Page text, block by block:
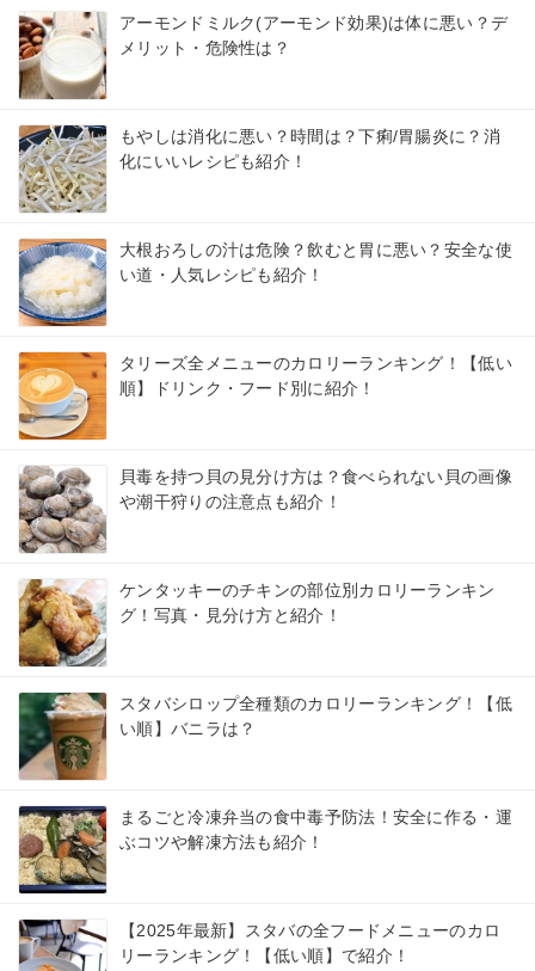
アーモンドミルク(アーモンド効果)は体に悪い？デ
メリット・危険性は？
もやしは消化に悪い？時間は？下痢/胃腸炎に？消
化にいいレシピも紹介！
大根おろしの汁は危険？飲むと胃に悪い？安全な使
い道・人気レシピも紹介！
タリーズ全メニューのカロリーランキング！【低い
順】ドリンク・フード別に紹介！
貝毒を持つ貝の見分け方は？食べられない貝の画像
や潮干狩りの注意点も紹介！
ケンタッキーのチキンの部位別カロリーランキン
グ！写真・見分け方と紹介！
スタバシロップ全種類のカロリーランキング！【低
い順】バニラは？
まるごと冷凍弁当の食中毒予防法！安全に作る・運
ぶコツや解凍方法も紹介！
【2025年最新】スタバの全フードメニューのカロ
リーランキング！【低い順】で紹介！